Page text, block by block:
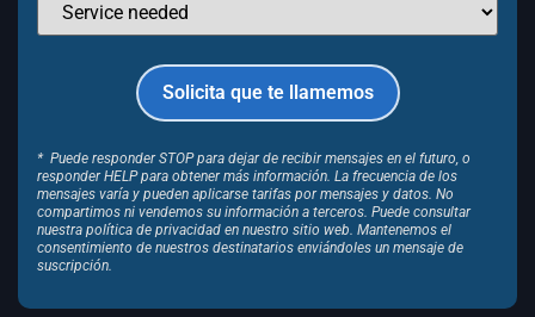
* Puede responder STOP para dejar de recibir mensajes en el futuro, o
responder HELP para obtener más información. La frecuencia de los
mensajes varía y pueden aplicarse tarifas por mensajes y datos. No
compartimos ni vendemos su información a terceros. Puede consultar
nuestra política de privacidad en nuestro sitio web. Mantenemos el
consentimiento de nuestros destinatarios enviándoles un mensaje de
suscripción.